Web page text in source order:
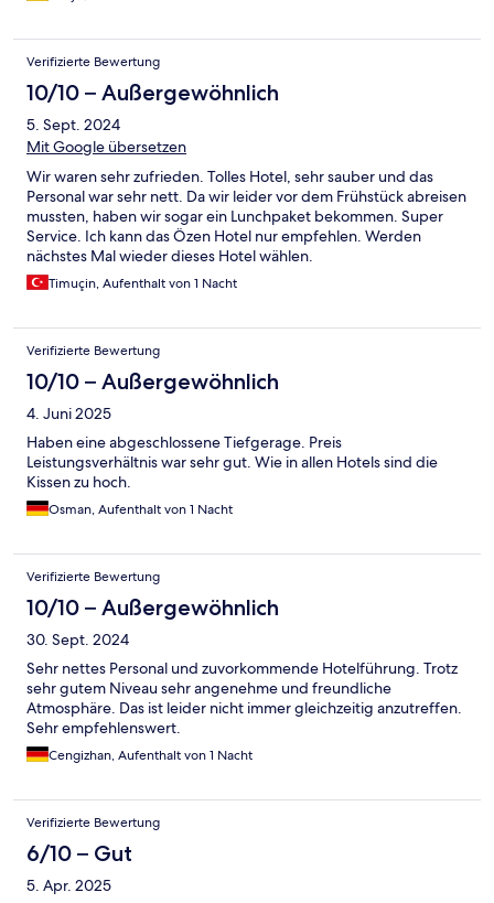
Verifizierte Bewertung
10/10 – Außergewöhnlich
5. Sept. 2024
Mit Google übersetzen
Wir waren sehr zufrieden. Tolles Hotel, sehr sauber und das
Personal war sehr nett. Da wir leider vor dem Frühstück abreisen
mussten, haben wir sogar ein Lunchpaket bekommen. Super
Service. Ich kann das Özen Hotel nur empfehlen. Werden
nächstes Mal wieder dieses Hotel wählen.
Timuçin, Aufenthalt von 1 Nacht
Verifizierte Bewertung
10/10 – Außergewöhnlich
4. Juni 2025
Haben eine abgeschlossene Tiefgerage. Preis
Leistungsverhältnis war sehr gut. Wie in allen Hotels sind die
Kissen zu hoch.
Osman, Aufenthalt von 1 Nacht
Verifizierte Bewertung
10/10 – Außergewöhnlich
30. Sept. 2024
Sehr nettes Personal und zuvorkommende Hotelführung. Trotz
sehr gutem Niveau sehr angenehme und freundliche
Atmosphäre. Das ist leider nicht immer gleichzeitig anzutreffen.
Sehr empfehlenswert.
Cengizhan, Aufenthalt von 1 Nacht
Verifizierte Bewertung
6/10 – Gut
5. Apr. 2025